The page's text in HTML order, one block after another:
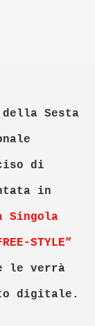
della Sesta
di
in
Singola
STYLE”
le verrà
digitale.